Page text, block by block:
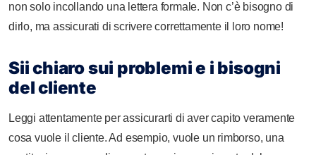
non solo incollando una lettera formale. Non c’è bisogno di
dirlo, ma assicurati di scrivere correttamente il loro nome!
Sii chiaro sui problemi e i bisogni
del cliente
Leggi attentamente per assicurarti di aver capito veramente
cosa vuole il cliente. Ad esempio, vuole un rimborso, una